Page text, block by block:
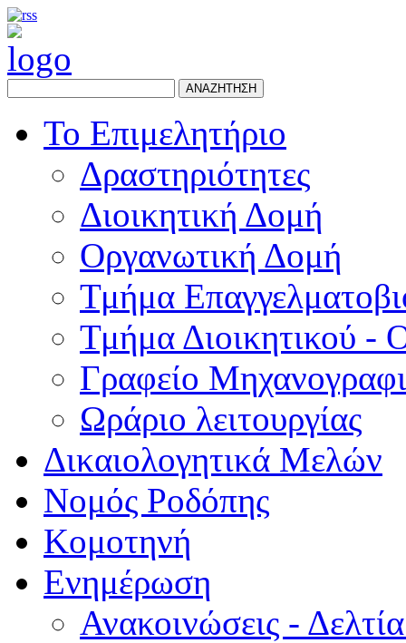
ΑΝΑΖΗΤΗΣΗ
Το Επιμελητήριο
Δραστηριότητες
Διοικητική Δομή
Οργανωτική Δομή
Τμήμα
Τμήμα Διοικητικού -
Γραφείο
Ωράριο λειτουργίας
Δικαιολογητικά Μελών
Νομός Ροδόπης
Κομοτηνή
Ενημέρωση
Ανακοινώσεις -